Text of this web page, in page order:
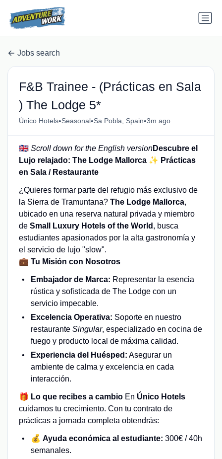
Jobs search
F&B Trainee - (Prácticas en Sala
) The Lodge 5*
Único Hotels•Seasonal•Sa Pobla, Spain•3m ago
🇬🇧 Scroll down for the English versionDescubre el
Lujo relajado: The Lodge Mallorca ✨ Prácticas
en Sala / Restaurante
¿Quieres formar parte del refugio más exclusivo de
la Sierra de Tramuntana? The Lodge Mallorca,
ubicado en una reserva natural privada y miembro
de Small Luxury Hotels of the World , busca
estudiantes apasionados por la alta gastronomía y
el servicio de lujo "slow".
💼 Tu Misión con Nosotros
Embajador de Marca: Representar la esencia
rústica y sofisticada de The Lodge con un
servicio impecable.
Excelencia Operativa: Soporte en nuestro
restaurante Singular, especializado en cocina de
fuego y producto local de máxima calidad.
Experiencia del Huésped: Asegurar un
ambiente de calma y excelencia en cada
interacción.
🎁 Lo que recibes a cambioEn Único Hotels
cuidamos tu crecimiento. Con tu contrato de
prácticas a jornada completa obtendrás:
💰 Ayuda económica al estudiante: 300€ / 40h
semanales.